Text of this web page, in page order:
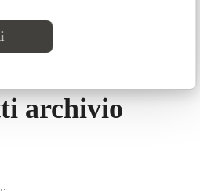
archivio